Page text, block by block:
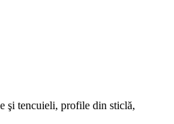
şi tencuieli, profile din sticlă,